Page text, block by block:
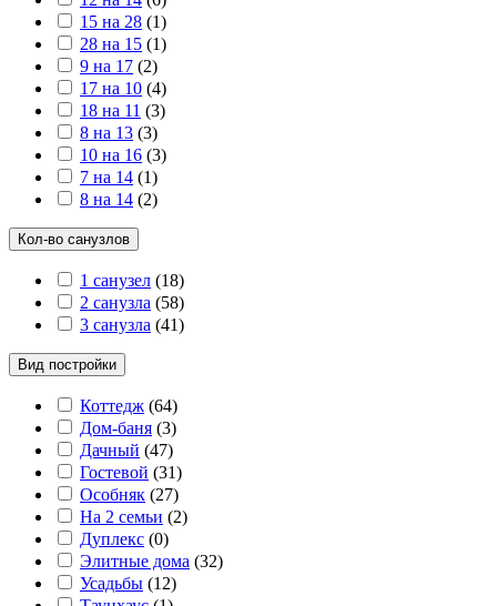
15 на 28 (1)
28 на 15 (1)
9 на 17 (2)
17 на 10 (4)
18 на 11 (3)
8 на 13 (3)
10 на 16 (3)
7 на 14 (1)
8 на 14 (2)
Кол-во санузлов
1 санузел (18)
2 санузла (58)
3 санузла (41)
Вид постройки
Коттедж (64)
Дом-баня (3)
Дачный (47)
Гостевой (31)
Особняк (27)
На 2 семьи (2)
Дуплекс (0)
Элитные дома (32)
Усадьбы (12)